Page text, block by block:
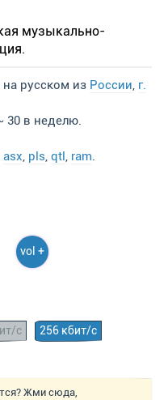
музыкально-
русском из России, г.
30 в неделю.
asx, pls, qtl, ram.
vol +
с 256 кбит/с
Жми сюда,